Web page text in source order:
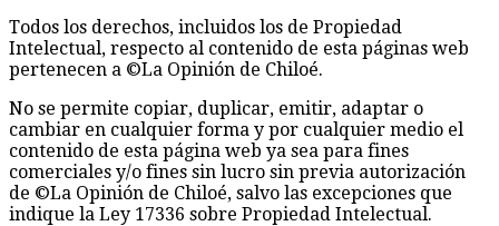
Todos los derechos, incluidos los de Propiedad
Intelectual, respecto al contenido de esta páginas web
pertenecen a ©La Opinión de Chiloé.
No se permite copiar, duplicar, emitir, adaptar o
cambiar en cualquier forma y por cualquier medio el
contenido de esta página web ya sea para fines
comerciales y/o fines sin lucro sin previa autorización
de ©La Opinión de Chiloé, salvo las excepciones que
indique la Ley 17336 sobre Propiedad Intelectual.